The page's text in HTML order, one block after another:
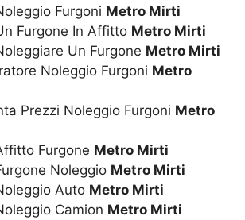
Furgoni Metro Mirti
Furgone In Affitto Metro Mirti
Un Furgone Metro Mirti
Noleggio Furgoni Metro
Prezzi Noleggio Furgoni Metro
Furgone Metro Mirti
Noleggio Metro Mirti
Auto Metro Mirti
Camion Metro Mirti